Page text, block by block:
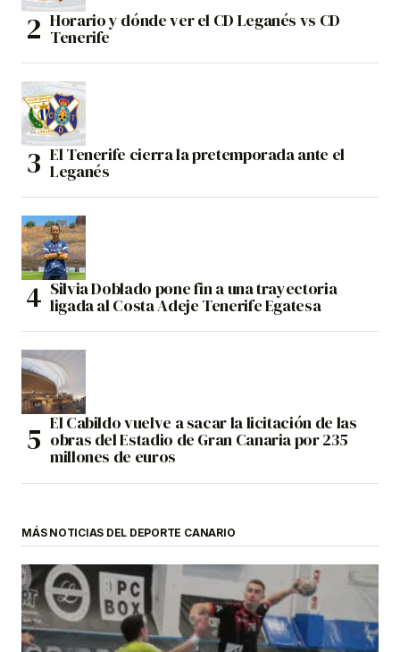
Horario y dónde ver el CD Leganés vs CD
Tenerife
El Tenerife cierra la pretemporada ante el
Leganés
Silvia Doblado pone fin a una trayectoria
ligada al Costa Adeje Tenerife Egatesa
El Cabildo vuelve a sacar la licitación de las
obras del Estadio de Gran Canaria por 235
millones de euros
MÁS NOTICIAS DEL DEPORTE CANARIO